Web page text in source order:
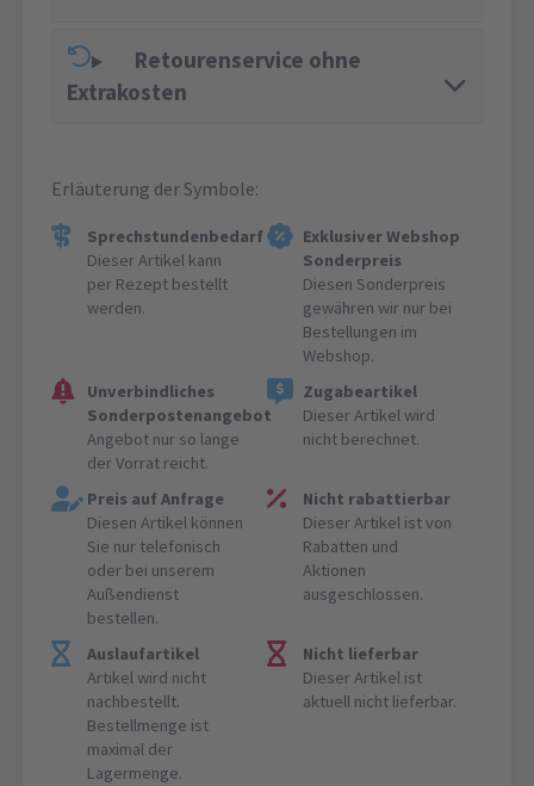
Retourenservice ohne
Extrakosten
Erläuterung der Symbole:
Sprechstundenbedarf
Dieser Artikel kann
per Rezept bestellt
werden.
Exklusiver Webshop
Sonderpreis
Diesen Sonderpreis
gewähren wir nur bei
Bestellungen im
Webshop.
Unverbindliches
Sonderpostenangebot
Angebot nur so lange
der Vorrat reicht.
Zugabeartikel
Dieser Artikel wird
nicht berechnet.
Preis auf Anfrage
Diesen Artikel können
Sie nur telefonisch
oder bei unserem
Außendienst
bestellen.
Nicht rabattierbar
Dieser Artikel ist von
Rabatten und
Aktionen
ausgeschlossen.
Auslaufartikel
Artikel wird nicht
nachbestellt.
Bestellmenge ist
maximal der
Lagermenge.
Nicht lieferbar
Dieser Artikel ist
aktuell nicht lieferbar.